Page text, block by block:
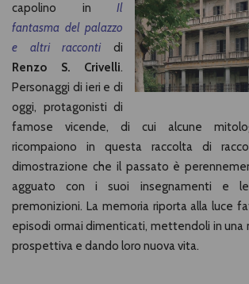
capolino in Il
fantasma del palazzo
e altri raccontidi
Renzo S. Crivelli.
Personaggi di ieri e di
oggi, protagonisti di
famose vicende, di cui alcune
ricompaiono in questa raccolta di
dimostrazione che il passato è
agguato con i suoi insegnamenti e
premonizioni. La memoria riporta alla luce
episodi ormai dimenticati, mettendoli in una
prospettiva e dando loro nuova vita.